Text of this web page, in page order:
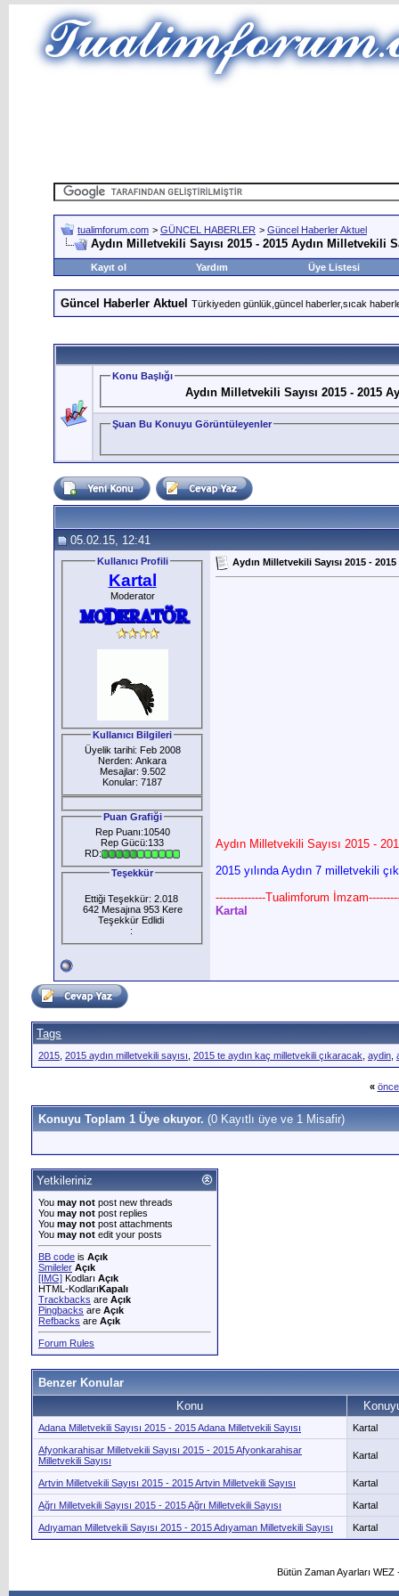
tualimforum.com > GÜNCEL HABERLER > Güncel Haberler Aktuel
Aydın Milletvekili Sayısı 2015 - 2015 Aydın Milletvekili
Kayıt ol Yardım Üye Listesi
Güncel Haberler Aktuel Türkiyeden günlük,güncel haberler,sıcak
Konu Başlığı
Aydın Milletvekili Sayısı 2015 - 2015
Şuan Bu Konuyu Görüntüleyenler
05.02.15, 12:41
Kullanıcı Profili
Kartal
Moderator
Kullanıcı Bilgileri
Üyelik tarihi: Feb 2008
Nerden: Ankara
Mesajlar: 9.502
Konular: 7187
Puan Grafiği
Rep Puanı:10540
Rep Gücü:133
RD:
Teşekkür
Ettiği Teşekkür: 2.018
642 Mesajına 953 Kere
Teşekkür Edlidi
:
Aydın Milletvekili Sayısı 2015 -
Aydın Milletvekili Sayısı 2015 -
2015 yılında Aydın 7 milletvekili
--------------Tualimforum
Kartal
Tags
2015 2015 aydın milletvekili sayısı 2015 te aydın kaç milletvekili çıkaracak aydin
«
Konuyu Toplam 1 Üye okuyor. (0 Kayıtlı üye ve 1 Misafir)
Yetkileriniz
You may not post new threads
You may not post replies
You may not post attachments
You may not edit your posts
BB code is Açık
Smileler Açık
[IMG] Kodları Açık
HTML-KodlarıKapalı
Trackbacks are Açık
Pingbacks are Açık
Refbacks are Açık
Forum Rules
Benzer Konular
Konu
Adana Milletvekili Sayısı 2015 - 2015 Adana Milletvekili Sayısı Kartal
Afyonkarahisar Milletvekili Sayısı 2015 - 2015 Afyonkarahisar
Milletvekili Sayısı
Kartal
Artvin Milletvekili Sayısı 2015 - 2015 Artvin Milletvekili Sayısı Kartal
Ağrı Milletvekili Sayısı 2015 - 2015 Ağrı Milletvekili Sayısı Kartal
Adıyaman Milletvekili Sayısı 2015 - 2015 Adıyaman Milletvekili Sayısı Kartal
Bütün Zaman Ayarları